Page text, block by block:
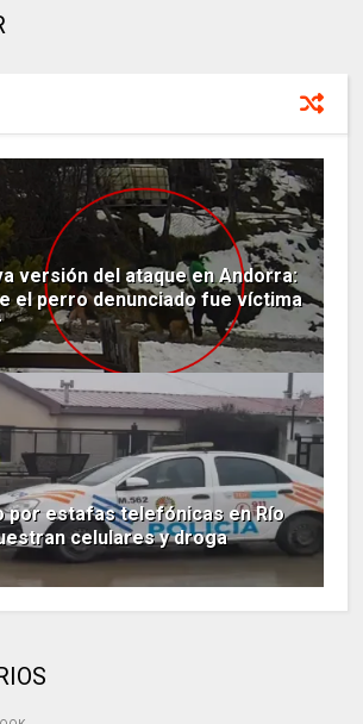
versión del ataque en Andorra:
el perro denunciado fue víctima
por estafas telefónicas en Río
celulares y droga